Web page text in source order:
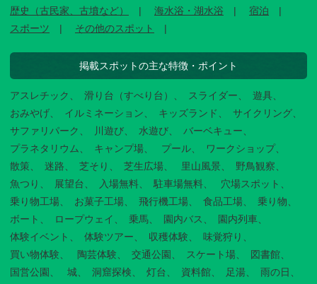
歴史（古民家、古墳など）
海水浴・湖水浴
宿泊
スポーツ
その他のスポット
掲載スポットの主な特徴・ポイント
アスレチック 滑り台（すべり台） スライダー
遊具
おみやげ
イルミネーション キッズランド
サイクリング
サファリパーク
川遊び 水遊び
バーベキュー
プラネタリウム
キャンプ場 プール
ワークショップ
散策
迷路 芝そり 芝生広場 里山風景
野鳥観察
魚つり
展望台 入場無料 駐車場無料
穴場スポット
乗り物工場
お菓子工場 飛行機工場 食品工場
乗り物
ボート
ロープウェイ 乗馬 園内バス
園内列車
体験イベント
体験ツアー 収穫体験
味覚狩り
買い物体験
陶芸体験 交通公園 スケート場
図書館
国営公園
城 洞窟探検 灯台 資料館 足湯 雨の日